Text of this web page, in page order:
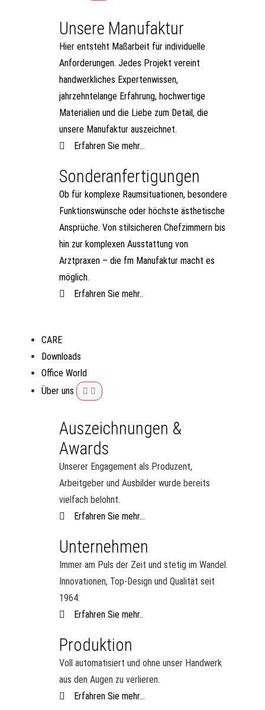
Unsere Manufaktur
Hier entsteht Maßarbeit für individuelle
Anforderungen. Jedes Projekt vereint
handwerkliches Expertenwissen,
jahrzehntelange Erfahrung, hochwertige
Materialien und die Liebe zum Detail, die
unsere Manufaktur auszeichnet.
Erfahren Sie mehr...
Sonderanfertigungen
Ob für komplexe Raumsituationen, besondere
Funktionswünsche oder höchste ästhetische
Ansprüche. Von stilsicheren Chefzimmern bis
hin zur komplexen Ausstattung von
Arztpraxen – die fm Manufaktur macht es
möglich.
Erfahren Sie mehr..
CARE
Downloads
Office World
Über uns
Auszeichnungen &
Awards
Unserer Engagement als Produzent,
Arbeitgeber und Ausbilder wurde bereits
vielfach belohnt.
Erfahren Sie mehr...
Unternehmen
Immer am Puls der Zeit und stetig im Wandel.
Innovationen, Top-Design und Qualität seit
1964.
Erfahren Sie mehr..
Produktion
Voll automatisiert und ohne unser Handwerk
aus den Augen zu verlieren.
Erfahren Sie mehr...